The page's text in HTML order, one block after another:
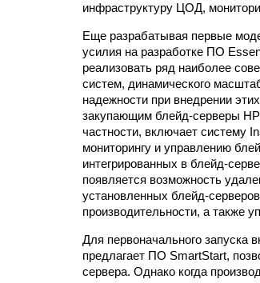
инфраструктуру ЦОД,
Еще разрабатывая первые
усилия на разработке ПО
реализовать ряд наиболее
систем, динамического
надежности при внедрении
закупающим блейд-серверы НР
частности, включает систему
мониторингу и управлению
интегрированных в блейд-
появляется возможность
установленных блейд-
производительности, а также
Для первоначального запуска
предлагает ПО SmartStart,
сервера. Однако когда